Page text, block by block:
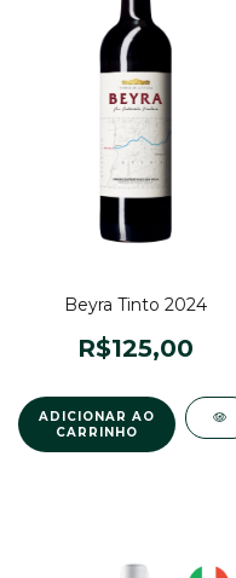
Beyra Tinto 2024
R$125,00